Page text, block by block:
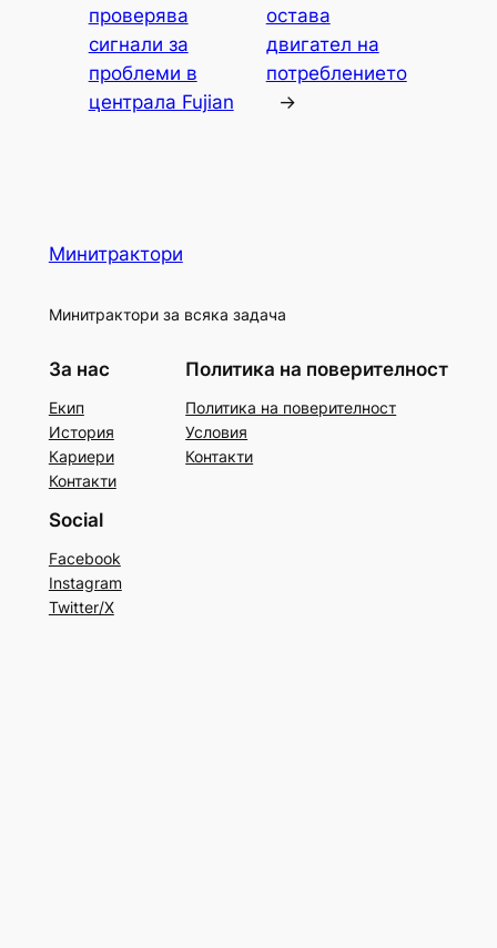
проверява
сигнали за
проблеми в
централа Fujian
остава
двигател на
потреблението
→
Минитрактори
Минитрактори за всяка задача
За нас
Екип
История
Кариери
Контакти
Политика на поверителност
Политика на поверителност
Условия
Контакти
Social
Facebook
Instagram
Twitter/X